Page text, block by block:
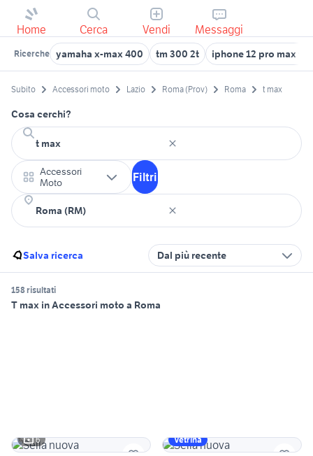
Home Cerca Vendi Messaggi
Ricerche yamaha x-max 400 tm 300 2t iphone 12 pro max
Subito Accessori moto Lazio Roma (Prov) Roma t max
Cosa cerchi?
Accessori
Moto
Filtri
Salva ricerca Dal più recente
158 risultati
T max in Accessori moto a Roma
6 Vetrina